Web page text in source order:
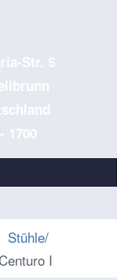
Str. 5
1700
Stühle/
I